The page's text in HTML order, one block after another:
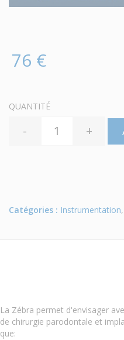
76 €
QUANTITÉ
- +
Catégories : Instrumentation,
La Zébra permet d'envisager
de chirurgie parodontale et
que: